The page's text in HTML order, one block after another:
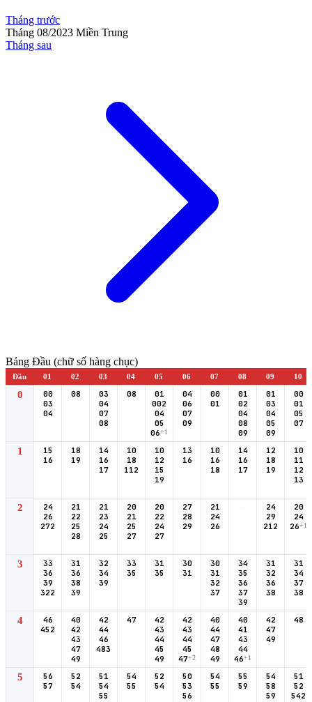
Tháng trước
Tháng 08/2023 Miền Trung
Tháng sau
Bảng Đầu (chữ số hàng chục)
Đầu 01 02 03 04 05 06 07 08 09 10
0
00
03
04
08
03
04
07
08
08
01
002
04
05
06+1
04
06
07
09
00
01
01
02
04
08
09
01
03
04
05
09
00
01
05
07
1
15
16
18
19
14
16
17
10
18
112
10
12
15
19
13
16
10
16
18
14
16
17
12
18
19
10
11
12
13
2
24
26
272
21
22
25
28
21
23
24
25
20
21
25
27
20
22
24
27
27
28
29
21
24
26
-
24
29
212
20
24
26+1
3
33
36
39
322
31
36
38
39
32
34
39
33
35
31
35
30
31
30
31
32
37
34
35
36
37
39
31
32
36
38
31
34
37
38
4
46
452
40
42
43
47
49
42
44
46
483
47
42
43
44
45
49
42
43
44
45
47+2
40
44
47
48
49
40
41
43
44
46+1
42
47
49
48
5
56
57
52
54
51
54
55
54
55
52
54
50
53
56
54
55
55
59
54
58
59
51
52
542